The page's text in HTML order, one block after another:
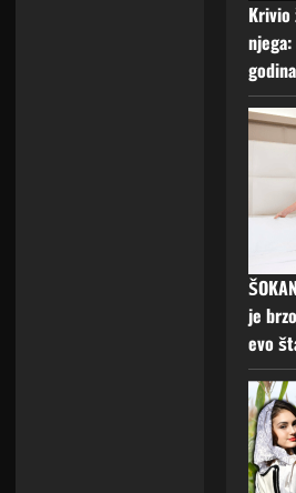
Krivio
godina
je
evo